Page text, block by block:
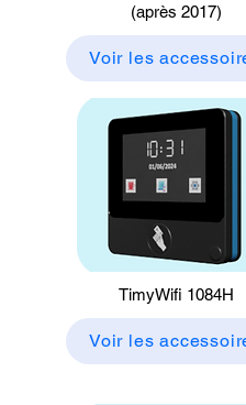
(après 2017)
Voir les
TimyWifi 1084H
Voir les